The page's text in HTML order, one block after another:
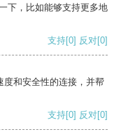
下，比如能够支持更多地
支持[0] 反对[0]
度和安全性的连接，并帮
支持[0] 反对[0]